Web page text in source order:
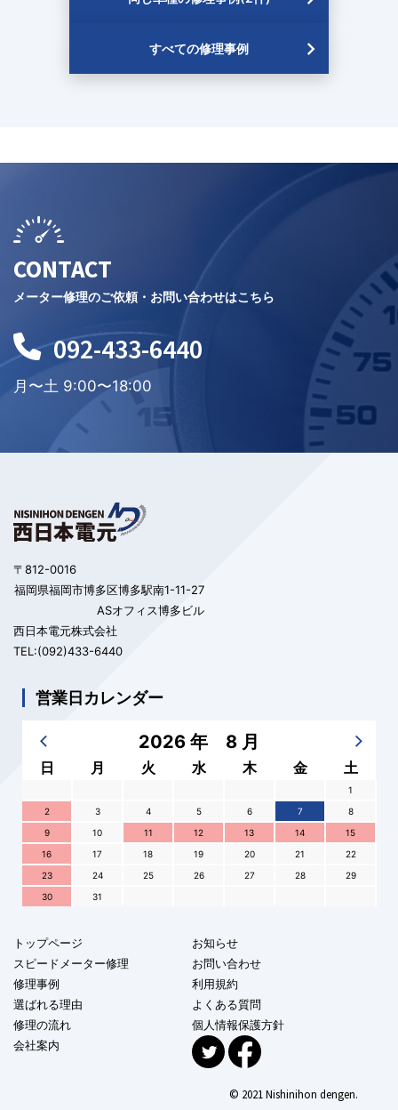
すべての修理事例
CONTACT
メーター修理のご依頼・お問い合わせはこちら
092-433-6440
月〜土 9:00〜18:00
〒812-0016
福岡県福岡市博多区博多駅南1-11-27
ASオフィス博多ビル
西日本電元株式会社
TEL:(092)433-6440
営業日カレンダー
2026 年 8 月
日 月 火 水 木 金 土
1
2
3 4 5 6 7
8
9
10 11 12 13 14
15
16
17 18 19 20 21
22
23
24 25 26 27 28
29
30
31
トップページ
お知らせ
スピードメーター修理
お問い合わせ
修理事例
利用規約
選ばれる理由
よくある質問
修理の流れ
個人情報保護方針
会社案内